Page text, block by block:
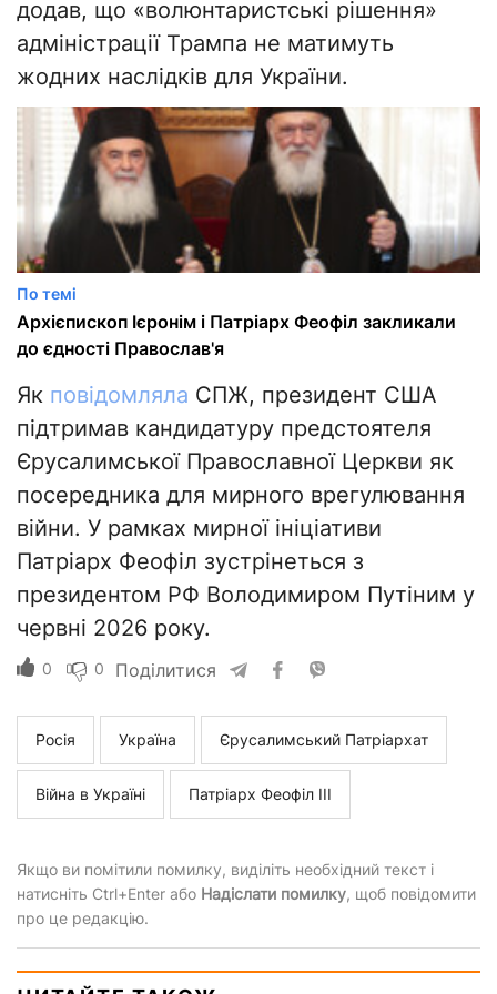
додав, що «волюнтаристські рішення»
адміністрації Трампа не матимуть
жодних наслідків для України.
По темі
Архієпископ Ієронім і Патріарх Феофіл закликали
до єдності Православ'я
Як повідомляла СПЖ, президент США
підтримав кандидатуру предстоятеля
Єрусалимської Православної Церкви як
посередника для мирного врегулювання
війни. У рамках мирної ініціативи
Патріарх Феофіл зустрінеться з
президентом РФ Володимиром Путіним у
червні 2026 року.
0 0 Поділитися
Росія Україна Єрусалимський Патріархат
Війна в Україні Патріарх Феофіл III
Якщо ви помітили помилку, виділіть необхідний текст і
натисніть Ctrl+Enter або Надіслати помилку, щоб повідомити
про це редакцію.